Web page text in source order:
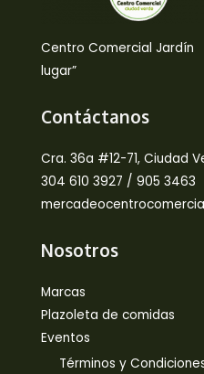
Centro Comercial
lugar”
Contáctanos
Cra. 36a #12-71, Ciudad
304 610 3927 / 905 3463
Nosotros
Marcas
Plazoleta de comidas
Eventos
Términos y